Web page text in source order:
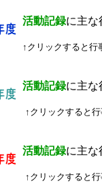
活動記録に主な
↑クリックすると行
活動記録に主な
↑クリックすると
活動記録に主な
↑クリックすると